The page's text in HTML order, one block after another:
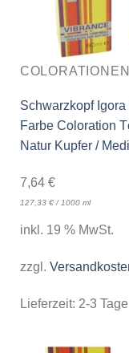
COLORATIONEN
Schwarzkopf
Farbe Coloration
Natur Kupfer /
7,64 €
127,33 €/ 1000 ml
inkl. 19 % MwSt.
zzgl.
Lieferzeit: 2-3 Tage